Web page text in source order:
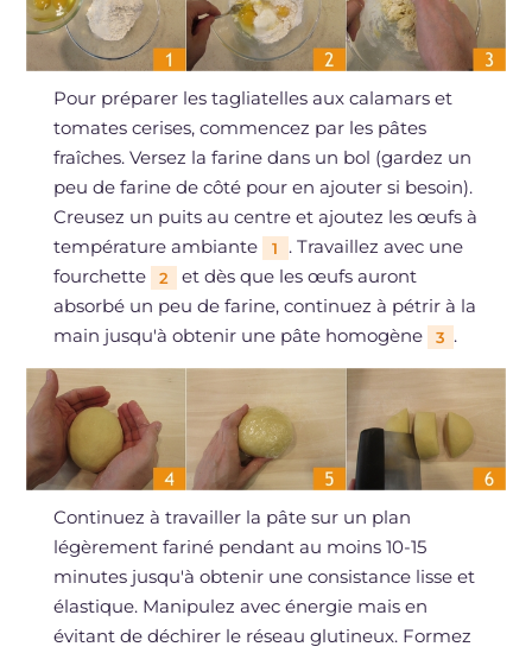
Pour préparer les tagliatelles aux calamars et
tomates cerises, commencez par les pâtes
fraîches. Versez la farine dans un bol (gardez un
peu de farine de côté pour en ajouter si besoin).
Creusez un puits au centre et ajoutez les œufs à
température ambiante
1
. Travaillez avec une
fourchette
2
et dès que les œufs auront
absorbé un peu de farine, continuez à pétrir à la
main jusqu'à obtenir une pâte homogène
3 .
Continuez à travailler la pâte sur un plan
légèrement fariné pendant au moins 10-15
minutes jusqu'à obtenir une consistance lisse et
élastique. Manipulez avec énergie mais en
évitant de déchirer le réseau glutineux. Formez